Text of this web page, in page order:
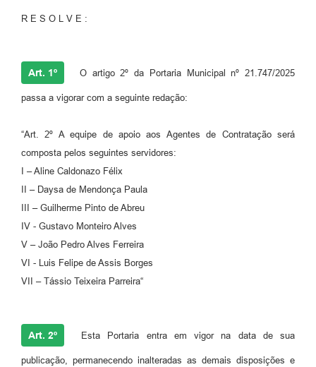
R E S O L V E :
Art. 1º O artigo 2º da Portaria Municipal nº 21.747/2025
passa a vigorar com a seguinte redação:
“Art. 2º A equipe de apoio aos Agentes de Contratação será
composta pelos seguintes servidores:
I – Aline Caldonazo Félix
II – Daysa de Mendonça Paula
III – Guilherme Pinto de Abreu
IV - Gustavo Monteiro Alves
V – João Pedro Alves Ferreira
VI - Luis Felipe de Assis Borges
VII – Tássio Teixeira Parreira“
Art. 2º Esta Portaria entra em vigor na data de sua
publicação, permanecendo inalteradas as demais disposições e